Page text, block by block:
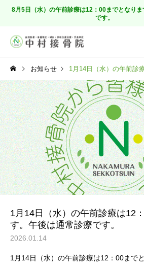
8月5日（水）の午前診療は12：00までとなり
です。
院長の特別診療
その他のお話し
4月29日（月・祝）休診、
GW診療時間のお知らせ
お知らせ 1月14日（水）の午前診療は12：00まで
1月14日（水）の午前診療は12
す。午後は通常診療です。
2026.01.14
1月14日（水）の午前診療は12：00までと